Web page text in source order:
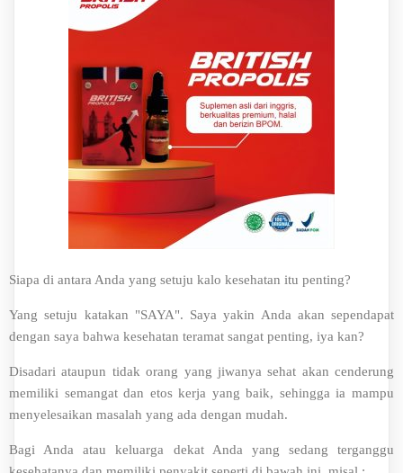
Siapa di antara Anda yang setuju kalo kesehatan itu penting?
Yang setuju katakan "SAYA". Saya yakin Anda akan sependapat
dengan saya bahwa kesehatan teramat sangat penting, iya kan?
Disadari ataupun tidak orang yang jiwanya sehat akan cenderung
memiliki semangat dan etos kerja yang baik, sehingga ia mampu
menyelesaikan masalah yang ada dengan mudah.
Bagi Anda atau keluarga dekat Anda yang sedang terganggu